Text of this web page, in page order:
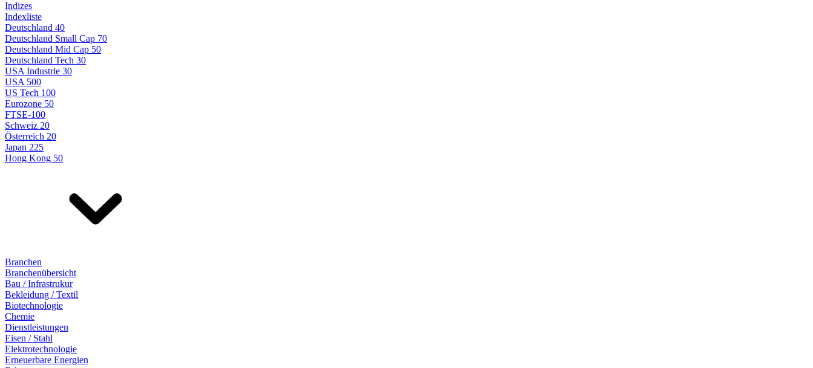
Indizes
Indexliste
Deutschland 40
Deutschland Small Cap 70
Deutschland Mid Cap 50
Deutschland Tech 30
USA Industrie 30
USA 500
US Tech 100
Eurozone 50
FTSE-100
Schweiz 20
Österreich 20
Japan 225
Hong Kong 50
Branchen
Branchenübersicht
Bau / Infrastrukur
Bekleidung / Textil
Biotechnologie
Chemie
Dienstleistungen
Eisen / Stahl
Elektrotechnologie
Erneuerbare Energien